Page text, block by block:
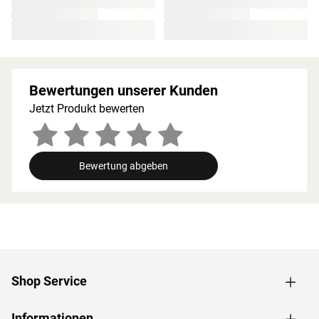
Holzeigene Harze und ätherischen Öle, die beim
Saunieren freigesetzt werden, runden das Erlebnis auf
natürliche Weise ab.
Bei der Montage einer Sauna muss ein Mindestabstand
von 10 cm zu Wänden und Decke unbedingt eingehalten
werden, um gute Luftzirkulation zu gewährleisten. So
Innenmaße: Die Innenmaße dieser Sauna mit B 219 × T
gleichzeitig saunieren können.
Bewertungen unserer Kunden
Jetzt Produkt bewerten
Bewertung abgeben
Shop Service